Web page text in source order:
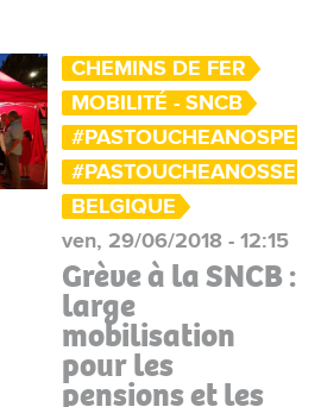
CHEMINS DE FER
MOBILITÉ - SNCB
BELGIQUE
ven, 29/06/2018 - 12:15
Grève à la SNCB :
large
mobilisation
pour les
pensions et les